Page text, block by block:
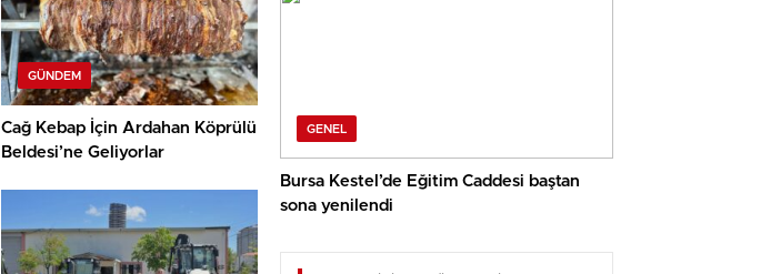
GÜNDEM
Cağ Kebap İçin Ardahan Köprülü
Beldesi’ne Geliyorlar
GENEL
Bursa Kestel’de Eğitim Caddesi baştan
sona yenilendi